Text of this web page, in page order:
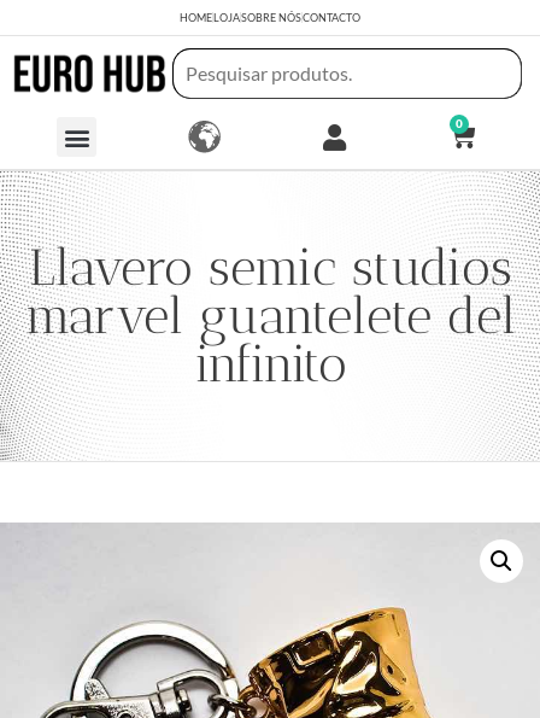
HOMELOJASOBRE NÓSCONTACTO
0
Llavero semic studios
marvel guantelete del
infinito